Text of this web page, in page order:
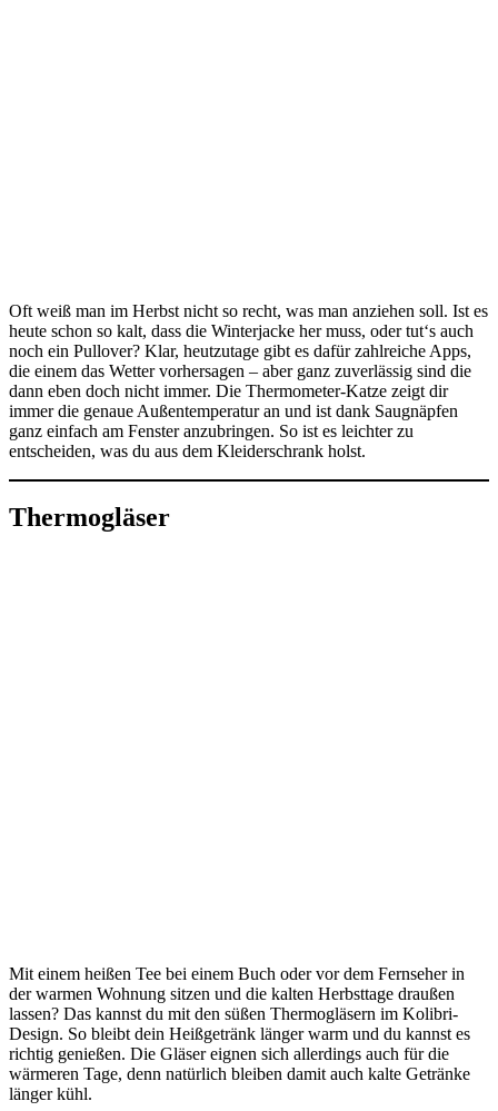
Oft weiß man im Herbst nicht so recht, was man anziehen soll. Ist es
heute schon so kalt, dass die Winterjacke her muss, oder tut‘s auch
noch ein Pullover? Klar, heutzutage gibt es dafür zahlreiche Apps,
die einem das Wetter vorhersagen – aber ganz zuverlässig sind die
dann eben doch nicht immer. Die Thermometer-Katze zeigt dir
immer die genaue Außentemperatur an und ist dank Saugnäpfen
ganz einfach am Fenster anzubringen. So ist es leichter zu
entscheiden, was du aus dem Kleiderschrank holst.
Thermogläser
Mit einem heißen Tee bei einem Buch oder vor dem Fernseher in
der warmen Wohnung sitzen und die kalten Herbsttage draußen
lassen? Das kannst du mit den süßen Thermogläsern im Kolibri-
Design. So bleibt dein Heißgetränk länger warm und du kannst es
richtig genießen. Die Gläser eignen sich allerdings auch für die
wärmeren Tage, denn natürlich bleiben damit auch kalte Getränke
länger kühl.